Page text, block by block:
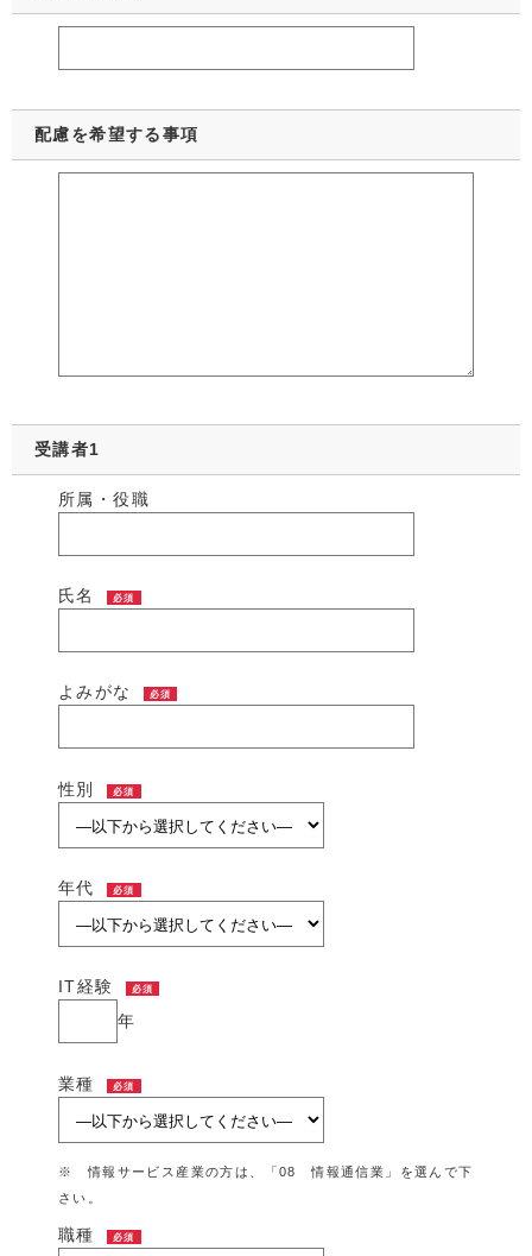
配慮を希望する事項
受講者1
所属・役職
氏名 必須
よみがな 必須
性別 必須
年代 必須
IT経験 必須
年
業種 必須
※ 情報サービス産業の方は、「08 情報通信業」を選んで下
さい。
職種 必須